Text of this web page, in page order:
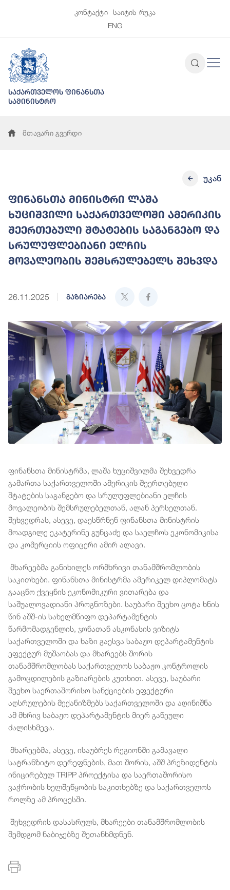
კონტაქტი
საიტის რუკა
ENG
საქართველოს ფინანსთა
სამინისტრო
მთავარი გვერდი
ფინანსთა მინისტრი ლაშა
ხუციშვილი საქართველოში ამერიკის
შეერთებული შტატების საგანგებო და
სრულუფლებიანი ელჩის
მოვალეობის შემსრულებელს შეხვდა
26.11.2025 გაზიარება
უკან
ფინანსთა მინისტრმა, ლაშა ხუციშვილმა შეხვედრა
გამართა საქართველოში ამერიკის შეერთებული
შტატების საგანგებო და სრულუფლებიანი ელჩის
მოვალეობის შემსრულებელთან, ალან პერსელთან.
შეხვედრას, ასევე, დაესწრნენ ფინანსთა მინისტრის
მოადგილე ეკატერინე გუნცაძე და საელჩოს ეკონომიკისა
და კომერციის ოფიცერი ამირ ალავი.
მხარეებმა განიხილეს ორმხრივი თანამშრომლობის
საკითხები. ფინანსთა მინისტრმა ამერიკელ დიპლომატს
გააცნო ქვეყნის ეკონომიკური ვითარება და
საშუალოვადიანი პროგნოზები. საუბარი შეეხო ცოტა ხნის
წინ აშშ-ის სახელმწიფო დეპარტამენტის
წარმომადგენლის, ჯონათან ასკონასის ვიზიტს
საქართველოში და ხაზი გაესვა საბაჟო დეპარტამენტის
ეფექტურ მუშაობას და მხარეებს შორის
თანამშრომლობას საქართველოს საბაჟო კონტროლის
გამოცდილების გაზიარების კუთხით. ასევე, საუბარი
შეეხო საერთაშორისო სანქციების ეფექტური
აღსრულების მექანიზმებს საქართველოში და აღინიშნა
ამ მხრივ საბაჟო დეპარტამენტის მიერ გაწეული
ძალისხმევა.
მხარეებმა, ასევე, ისაუბრეს რეგიონში გამავალი
სატრანზიტო დერეფნების, მათ შორის, აშშ პრეზიდენტის
ინიცირებულ TRIPP პროექტისა და საერთაშორისო
ვაჭრობის ხელშეწყობის საკითხებზე და საქართველოს
როლზე ამ პროცესში.
შეხვედრის დასასრულს, მხარეები თანამშრომლობის
შემდგომ ნაბიჯებზე შეთანხმდნენ.